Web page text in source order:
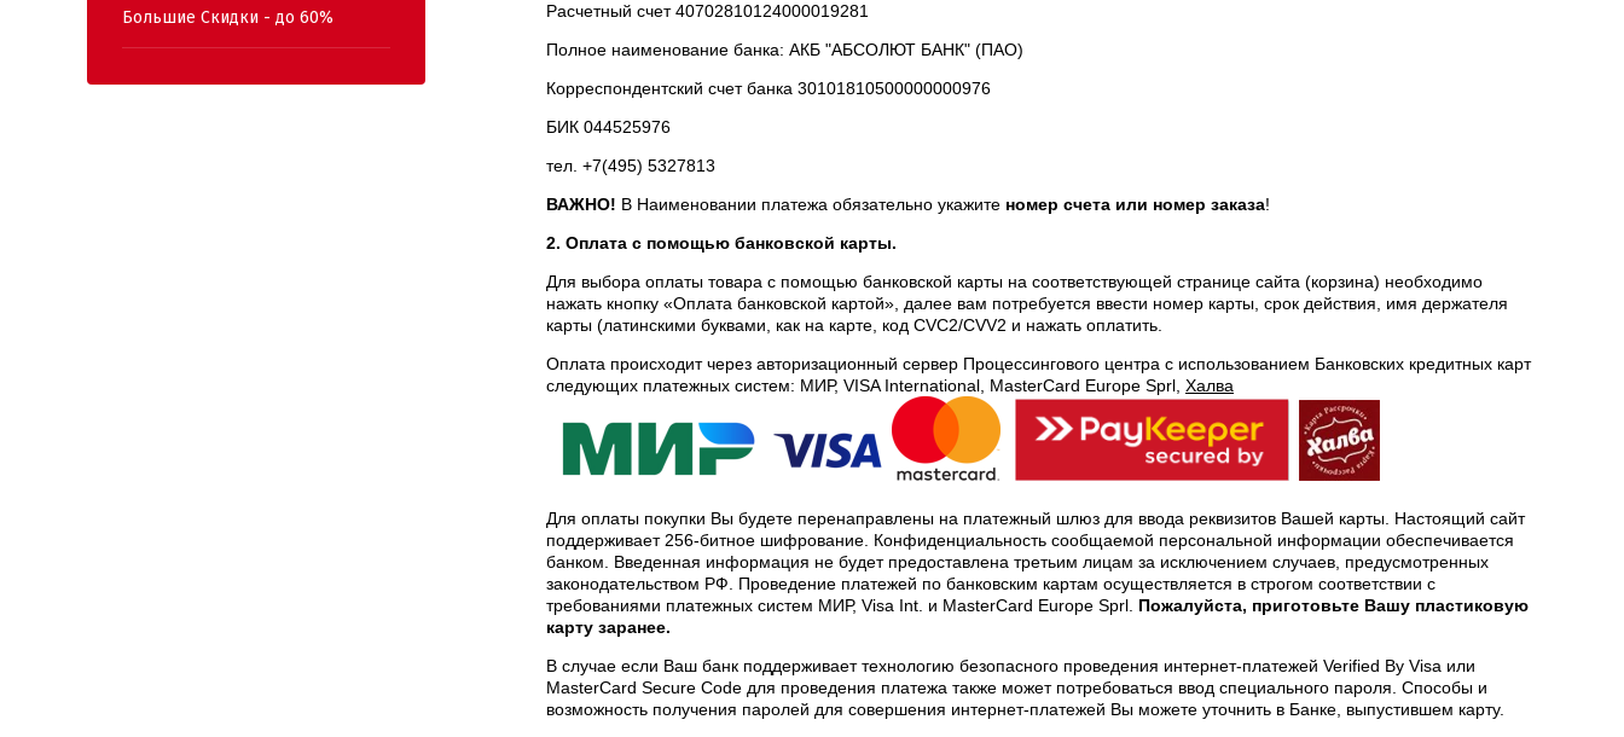
Большие Скидки - до 60%
Расчетный счет 40702810124000019281
Полное наименование банка: АКБ "АБСОЛЮТ БАНК" (ПАО)
Корреспондентский счет банка 30101810500000000976
БИК 044525976
тел. +7(495) 5327813
ВАЖНО! В Наименовании платежа обязательно укажите номер счета или номер заказа!
2. Оплата с помощью банковской карты.
Для выбора оплаты товара с помощью банковской карты на соответствующей странице сайта (корзина) необходимо
нажать кнопку «Оплата банковской картой», далее вам потребуется ввести номер карты, срок действия, имя держателя
карты (латинскими буквами, как на карте, код CVC2/CVV2 и нажать оплатить.
Оплата происходит через авторизационный сервер Процессингового центра с использованием Банковских кредитных карт
следующих платежных систем: МИР, VISA International, MasterCard Europe Sprl, Халва
Для оплаты покупки Вы будете перенаправлены на платежный шлюз для ввода реквизитов Вашей карты. Настоящий сайт
поддерживает 256-битное шифрование. Конфиденциальность сообщаемой персональной информации обеспечивается
банком. Введенная информация не будет предоставлена третьим лицам за исключением случаев, предусмотренных
законодательством РФ. Проведение платежей по банковским картам осуществляется в строгом соответствии с
требованиями платежных систем МИР, Visa Int. и MasterCard Europe Sprl. Пожалуйста, приготовьте Вашу пластиковую
карту заранее.
В случае если Ваш банк поддерживает технологию безопасного проведения интернет-платежей Verified By Visa или
MasterCard Secure Code для проведения платежа также может потребоваться ввод специального пароля. Способы и
возможность получения паролей для совершения интернет-платежей Вы можете уточнить в Банке, выпустившем карту.